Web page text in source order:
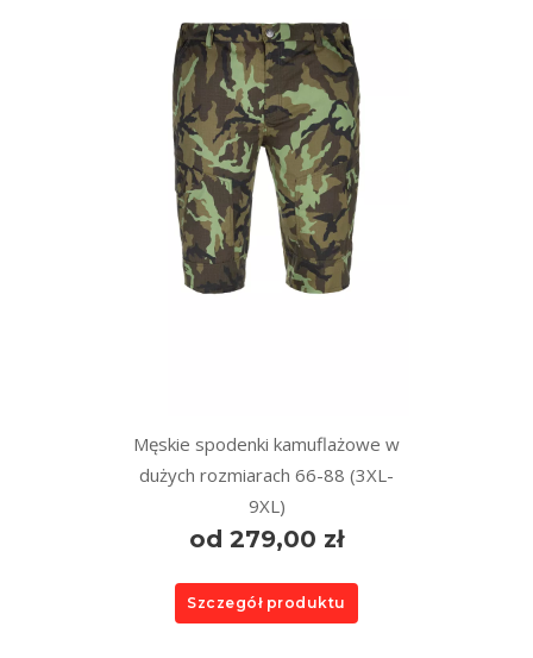
Męskie spodenki kamuflażowe w
dużych rozmiarach 66-88 (3XL-
9XL)
od 279,00 zł
Szczegół produktu